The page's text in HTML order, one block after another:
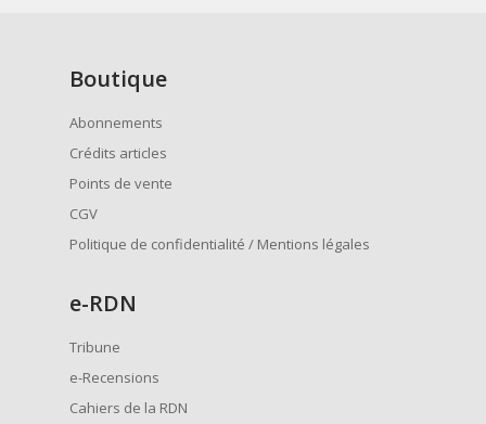
Boutique
Abonnements
Crédits articles
Points de vente
CGV
Politique de confidentialité / Mentions légales
e-RDN
Tribune
e-Recensions
Cahiers de la RDN